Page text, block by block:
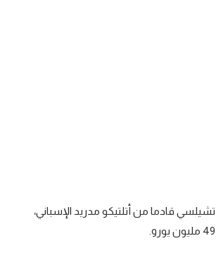
قادما من أتلتيكو مدريد الإسباني،